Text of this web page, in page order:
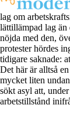
lag om
lättillämpad lag än
nöjda med den,
protester hördes
tidigare saknade:
Det här är alltså
mycket liten
sökt asyl att,
arbetstillstånd